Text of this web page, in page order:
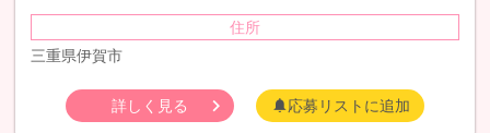
住所
三重県伊賀市
詳しく見る 応募リストに追加